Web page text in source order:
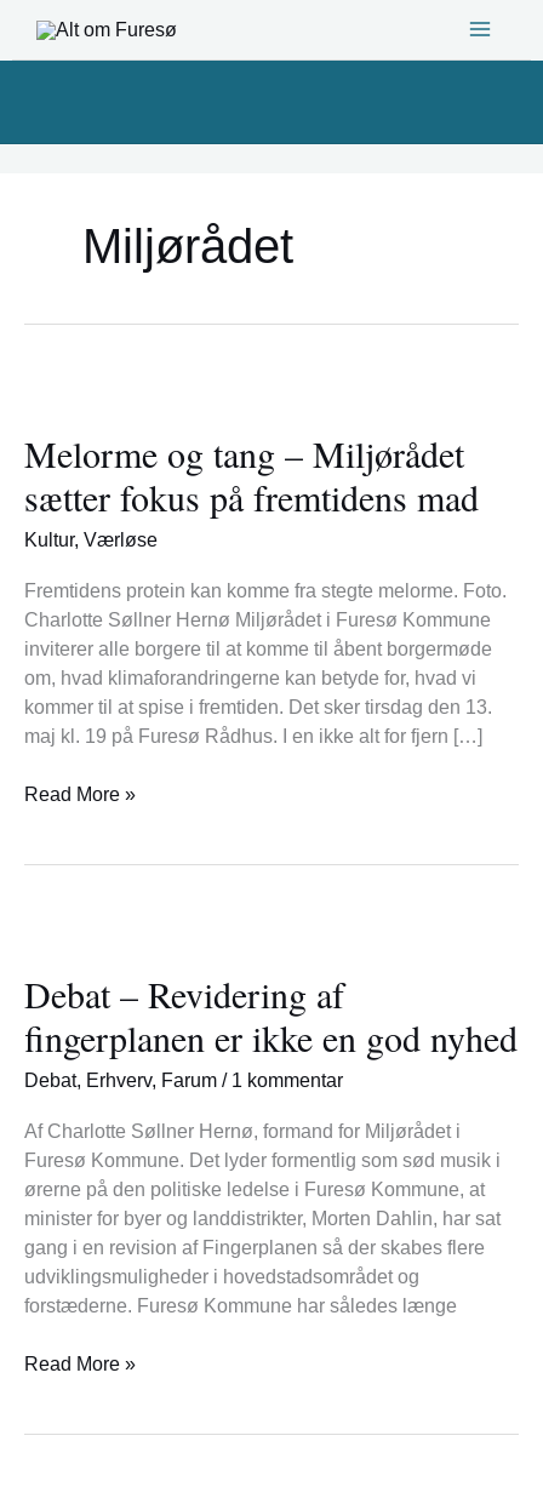
Miljørådet
Melorme og tang – Miljørådet
sætter fokus på fremtidens mad
Kultur, Værløse
Fremtidens protein kan komme fra stegte melorme. Foto.
Charlotte Søllner Hernø Miljørådet i Furesø Kommune
inviterer alle borgere til at komme til åbent borgermøde
om, hvad klimaforandringerne kan betyde for, hvad vi
kommer til at spise i fremtiden. Det sker tirsdag den 13.
maj kl. 19 på Furesø Rådhus. I en ikke alt for fjern […]
tang
–
Miljørådet
sætter
på
fremtidens
mad
Read More »
Debat – Revidering af
fingerplanen er ikke en god nyhed
Debat, Erhverv, Farum / 1 kommentar
Af Charlotte Søllner Hernø, formand for Miljørådet i
Furesø Kommune. Det lyder formentlig som sød musik i
ørerne på den politiske ledelse i Furesø Kommune, at
minister for byer og landdistrikter, Morten Dahlin, har sat
gang i en revision af Fingerplanen så der skabes flere
udviklingsmuligheder i hovedstadsområdet og
forstæderne. Furesø Kommune har således længe
Revidering
af
fingerplanen
er
en
god
nyhed
Read More »